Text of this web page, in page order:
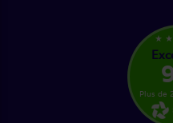
star_rate star_rate
Plus de